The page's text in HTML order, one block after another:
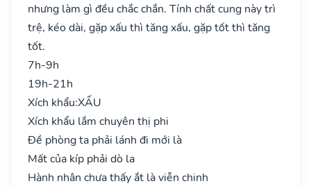
nhưng làm gì đều chắc chắn. Tính chất cung này trì
trệ, kéo dài, gặp xấu thì tăng xấu, gặp tốt thì tăng
tốt.
7h-9h
19h-21h
Xích khẩu:XẤU
Xích khẩu lắm chuyên thị phi
Đề phòng ta phải lánh đi mới là
Mất của kíp phải dò la
Hành nhân chưa thấy ắt là viễn chinh